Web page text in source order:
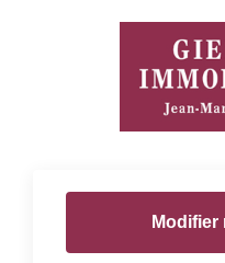
Modifier